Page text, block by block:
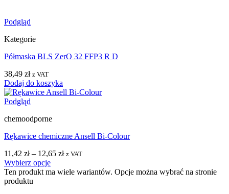
Podgląd
Kategorie
Półmaska BLS ZerO 32 FFP3 R D
38,49 zł z VAT
Dodaj do koszyka
Podgląd
chemoodporne
Rękawice chemiczne Ansell Bi-Colour
11,42 zł– 12,65 zł z VAT
Wybierz opcje
Ten produkt ma wiele wariantów. Opcje można wybrać na stronie
produktu